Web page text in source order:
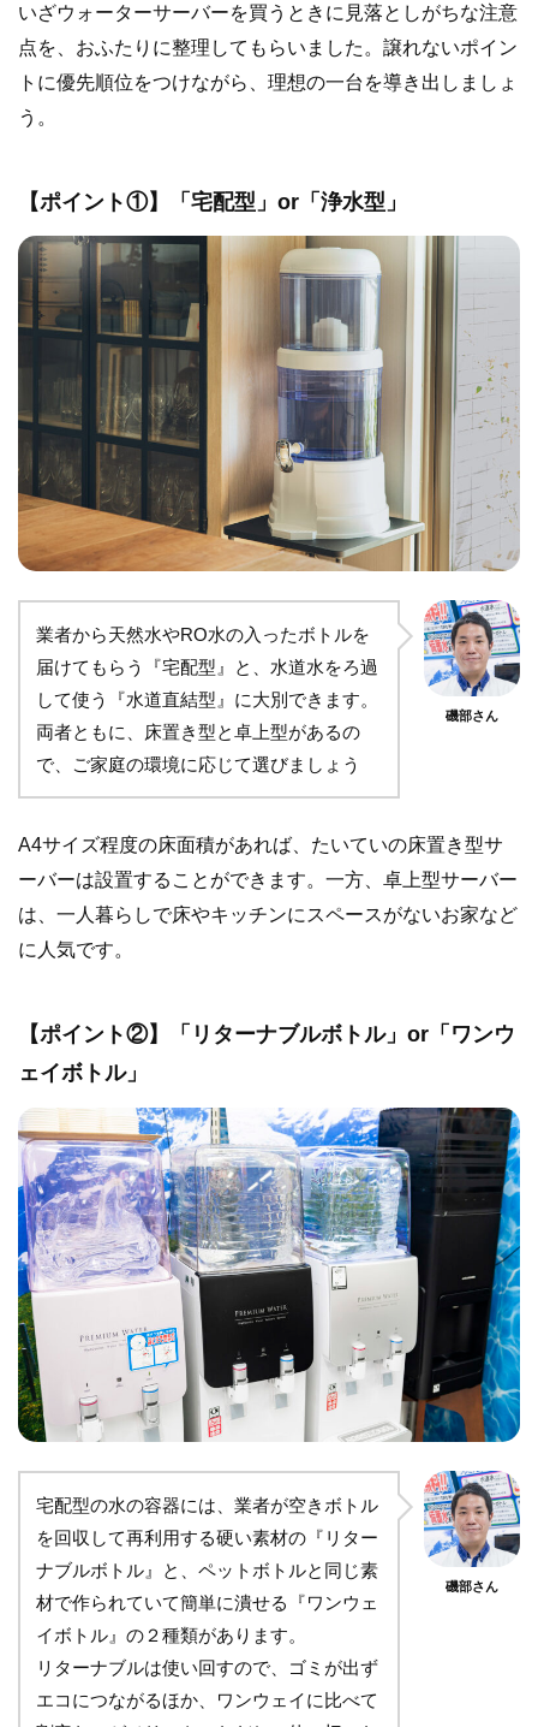
いざウォーターサーバーを買うときに見落としがちな注意
点を、おふたりに整理してもらいました。譲れないポイン
トに優先順位をつけながら、理想の一台を導き出しましょ
う。
【ポイント①】「宅配型」or「浄水型」
業者から天然水やRO水の入ったボトルを
届けてもらう『宅配型』と、水道水をろ過
して使う『水道直結型』に大別できます。
両者ともに、床置き型と卓上型があるの
で、ご家庭の環境に応じて選びましょう
磯部さん
A4サイズ程度の床面積があれば、たいていの床置き型サ
ーバーは設置することができます。一方、卓上型サーバー
は、一人暮らしで床やキッチンにスペースがないお家など
に人気です。
【ポイント②】「リターナブルボトル」or「ワンウ
ェイボトル」
宅配型の水の容器には、業者が空きボトル
を回収して再利用する硬い素材の『リター
ナブルボトル』と、ペットボトルと同じ素
材で作られていて簡単に潰せる『ワンウェ
イボトル』の２種類があります。
リターナブルは使い回すので、ゴミが出ず
エコにつながるほか、ワンウェイに比べて
磯部さん